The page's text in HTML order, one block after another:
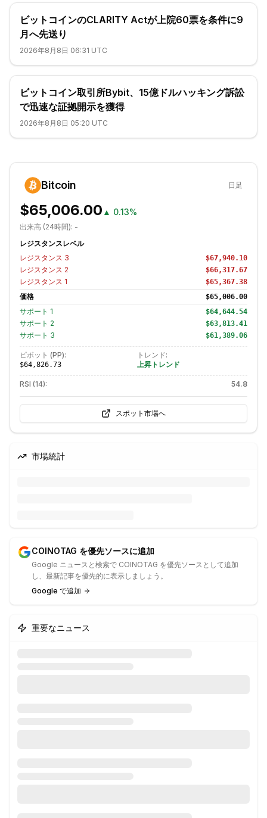
ビットコインのCLARITY Actが上院60票を条件に9
月へ先送り
2026年8月8日 06:31 UTC
ビットコイン取引所Bybit、15億ドルハッキング訴訟
で迅速な証拠開示を獲得
2026年8月8日 05:20 UTC
Bitcoin 日足
$65,006.00 ▲ 0.13%
出来高 (24時間): -
レジスタンスレベル
レジスタンス 3 $67,940.10
レジスタンス 2 $66,317.67
レジスタンス 1 $65,367.38
価格 $65,006.00
サポート 1 $64,644.54
サポート 2 $63,813.41
サポート 3 $61,389.06
ピボット (PP):
$64,826.73
トレンド:
上昇トレンド
RSI (14): 54.8
スポット市場へ
市場統計
COINOTAG を優先ソースに追加
Google ニュースと検索で COINOTAG を優先ソースとして追加
し、最新記事を優先的に表示しましょう。
Google で追加
重要なニュース